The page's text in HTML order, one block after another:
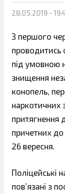
28.05.2019 -
З першого
проводитись
під умовною
знищення
конопель,
наркотичних
притягнення
причетних до
26 вересня.
Поліцейські
пов’язані з